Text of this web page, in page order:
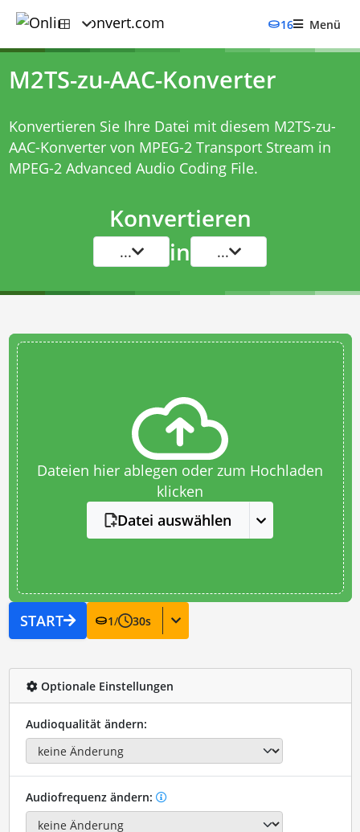
16 Menü
M2TS-zu-AAC-Konverter
Konvertieren Sie Ihre Datei mit diesem M2TS-zu-
AAC-Konvertervon MPEG-2 Transport Stream in
MPEG-2 Advanced Audio Coding File.
Konvertieren
... in ...
Dateien hier ablegen oder zum Hochladen
klicken
Datei auswählen
START 1/ 30s
Optionale Einstellungen
Audioqualität ändern:
Audiofrequenz ändern: